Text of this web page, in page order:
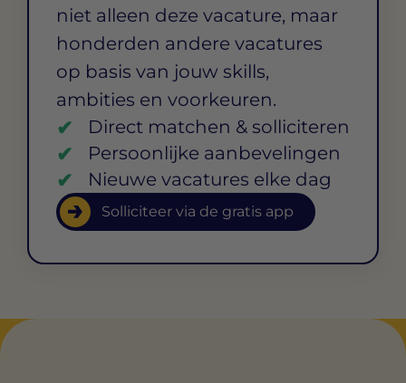
niet alleen deze vacature, maar
honderden andere vacatures
op basis van jouw skills,
ambities en voorkeuren.
Direct matchen & solliciteren
Persoonlijke aanbevelingen
Nieuwe vacatures elke dag
Solliciteer via de gratis app